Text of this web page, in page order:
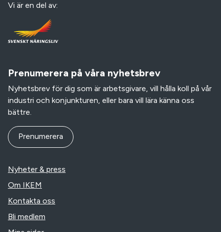
Vi är en del av:
Prenumerera på våra nyhetsbrev
Nyhetsbrev för dig som är arbetsgivare, vill hålla koll på vår
industri och konjunkturen, eller bara vill lära känna oss
bättre.
Prenumerera
Nyheter & press
Om IKEM
Kontakta oss
Bli medlem